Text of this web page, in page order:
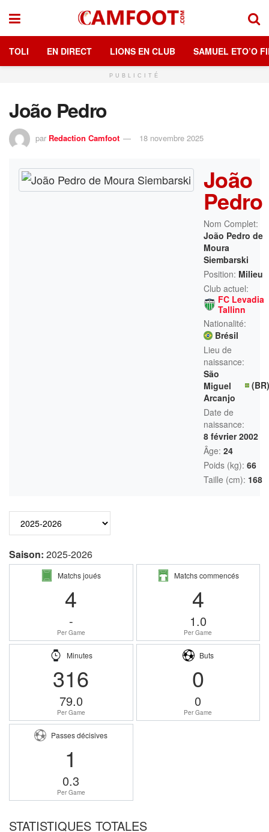
TOLI EN DIRECT LIONS EN CLUB SAMUEL ETO’O
PUBLICITÉ
João Pedro
par Redaction Camfoot 18 novembre 2025
João
Pedro
Nom Complet:
João Pedro de
Moura
Siembarski
Position: Milieu
Club actuel:
FC Levadia
Tallinn
Nationalité:
Brésil
Lieu de
naissance:
São
Miguel
Arcanjo
(BR)
Date de
naissance:
8 février 2002
Âge: 24
Poids (kg): 66
Taille (cm): 168
Saison: 2025-2026
Matchs joués
4
-
Per Game
Matchs commencés
4
1.0
Per Game
Minutes
316
79.0
Per Game
Buts
0
0
Per Game
Passes décisives
1
0.3
Per Game
STATISTIQUES TOTALES